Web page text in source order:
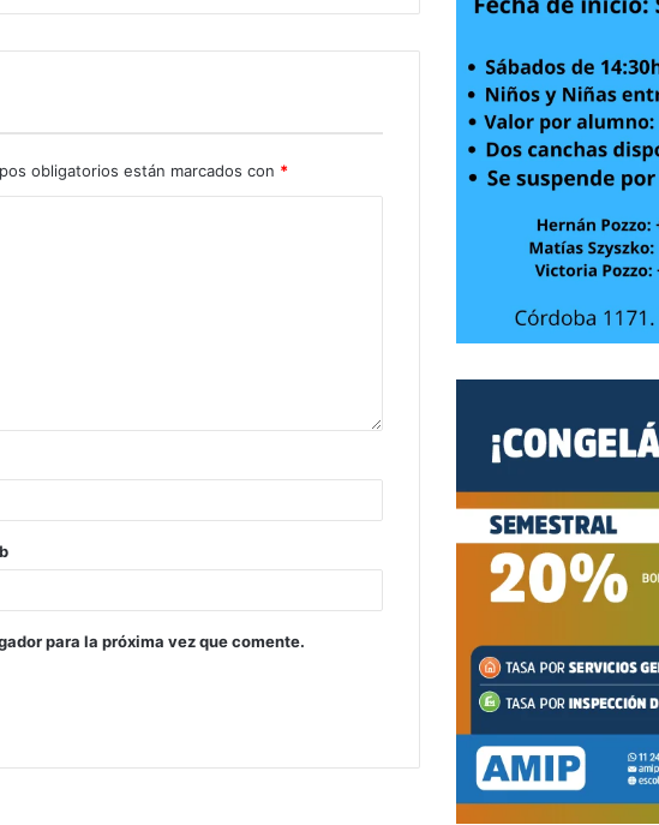
obligatorios están marcados con *
para la próxima vez que comente.